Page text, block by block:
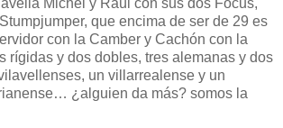
Michel y Raúl con sus dos Focus,
que encima de ser de 29 es
con la Camber y Cachón con la
rígidas y dos dobles, tres alemanas y dos
un villarrealense y un
¿alguien da más? somos la